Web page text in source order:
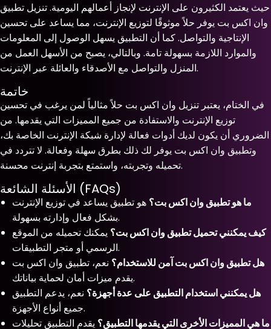
حيث يعتمد الكثيرون على الإنترنت لإنجاز أعمالهم اليومية. تنزيل تطبيق
وان اكس بت يوفر حلاً موثوقًا لتوزيع الإنترنت، مما يساعد على تحسين
الإنتاجية والتواصل. كما أن التطبيق يسهل الوصول إلى المعلومات
والموارد اللازمة بسهولة تامة. وبالتالي، يصبح من الأسهل العمل من
المنزل والتواصل مع الأصدقاء والعائلة عبر الإنترنت.
خاتمة
في الختام، يعتبر تنزيل وان اكس بت حلاً مثالياً لمن يرغب في تحسين
توزيع الإنترنت والاستفادة من جميع المميزات التي يقدمها. من
الضروري أن يكون لديك أدوات فعالة لإدارة شبكة الإنترنت الخاصة بك،
وتطبيق وان اكس بت يوفر لك ذلك بطرق سهلة وفعالة. لا تتردد في
تحميله وتجربته، واستمتع بتجربة إنترنت محسنة.
الأسئلة الشائعة (FAQs)
ما هو تطبيق وان اكس بت؟ هو تطبيق يساعد في توزيع الإنترنت
بشكل فعال وإدارته بسهولة.
كيف يمكنني تحميل تطبيق وان اكس بت؟ يمكنك تحميله من الموقع
الرسمي أو متجر التطبيقات.
هل تطبيق وان اكس بت آمن للاستخدام؟ نعم، تطبيق وان اكس بت
يقدم ميزات أمان لحماية بياناتك.
هل يمكنني استخدام التطبيق على عدة أجهزة؟ نعم، يدعم التطبيق
جميع أنواع الأجهزة.
ما هي المميزات الأخرى التي يقدمها التطبيق؟ يقدم التطبيق تحليلات